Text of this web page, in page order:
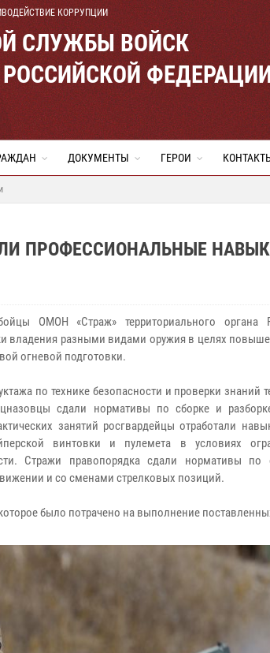
КОРРУПЦИИ
СЛУЖБЫ ВОЙСК
ДОКУМЕНТЫ ГЕРОИ
ПРОФЕССИОНАЛЬНЫЕ
ОМОН «Страж» территориального органа
владения разными видами оружия в целях
огневой подготовки.
по технике безопасности и проверки знаний
сдали нормативы по сборке и
занятий росгвардейцы отработали
винтовки и пулемета в условиях
Стражи правопорядка сдали нормативы по
и со сменами стрелковых позиций.
было потрачено на выполнение